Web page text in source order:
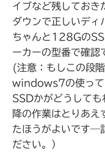
イブなど残しておき
ダウンで正しいディ
ちゃんと128Gの
ーカーの型番で確認
(注意：もしこの段
windows7の使って
SSDかがどうしても
降の作業はとりあ
たほうがよいです―
ださい。）